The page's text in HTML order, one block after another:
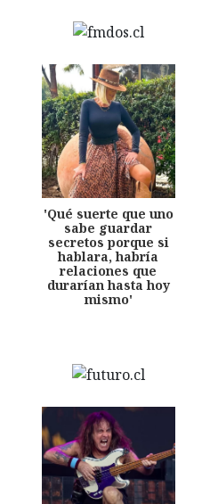
'Qué suerte que uno
sabe guardar
secretos porque si
hablara, habría
relaciones que
durarían hasta hoy
mismo'